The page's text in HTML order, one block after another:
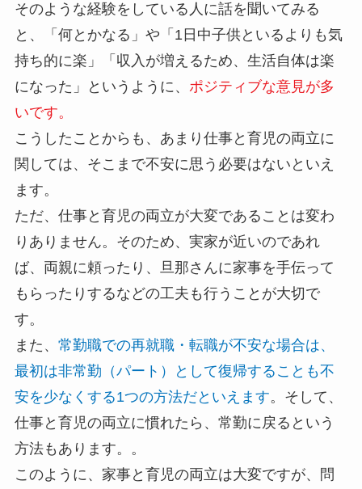
そのような経験をしている人に話を聞いてみる
と、「何とかなる」や「1日中子供といるよりも気
持ち的に楽」「収入が増えるため、生活自体は楽
になった」というように、 ポジティブな意見が多
いです。
こうしたことからも、あまり仕事と育児の両立に
関しては、そこまで不安に思う必要はないといえ
ます。
ただ、仕事と育児の両立が大変であることは変わ
りありません。そのため、実家が近いのであれ
ば、両親に頼ったり、旦那さんに家事を手伝って
もらったりするなどの工夫も行うことが大切で
す。
また、 常勤職での再就職・転職が不安な場合は、
最初は非常勤（パート）として復帰することも不
安を少なくする1つの方法だといえます。そして、
仕事と育児の両立に慣れたら、常勤に戻るという
方法もあります。。
このように、家事と育児の両立は大変ですが、問